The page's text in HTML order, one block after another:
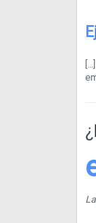
[...]